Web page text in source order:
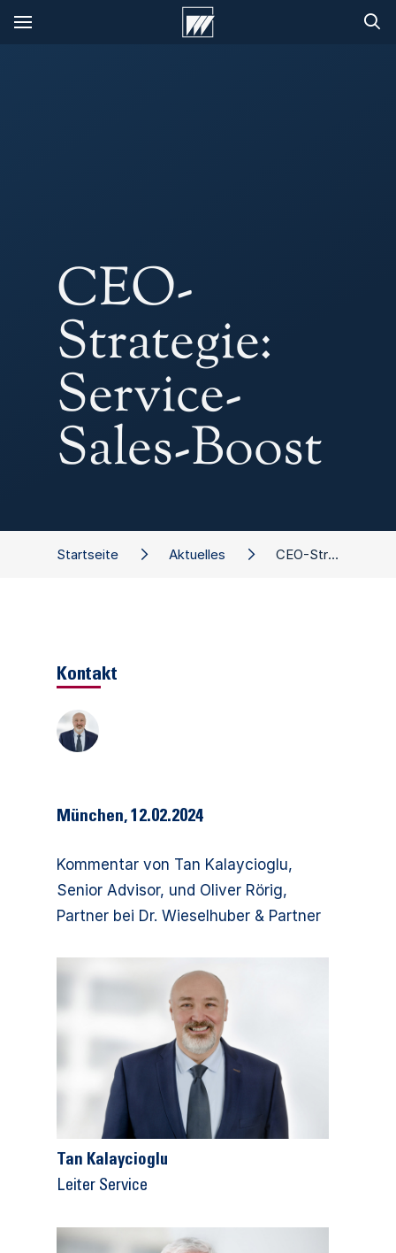
München, 12.02.2024
Kommentar von Tan Kalaycioglu,
Senior Advisor, und Oliver Rörig,
Partner bei Dr. Wieselhuber & Partner
Tan Kalaycioglu
Leiter Service
Startseite Aktuelles CEO-Strategie: Service-Sales-Boost
Kontakt
CEO-
Strategie:
Service-
Sales-Boost